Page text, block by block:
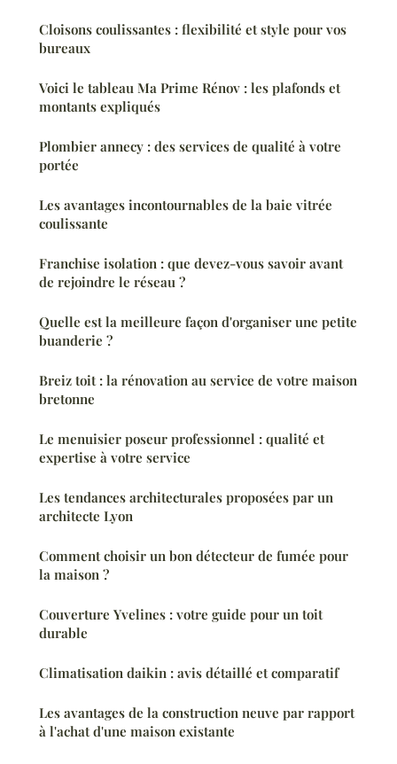
Cloisons coulissantes : flexibilité et style pour vos
bureaux
Voici le tableau Ma Prime Rénov : les plafonds et
montants expliqués
Plombier annecy : des services de qualité à votre
portée
Les avantages incontournables de la baie vitrée
coulissante
Franchise isolation : que devez-vous savoir avant
de rejoindre le réseau ?
Quelle est la meilleure façon d'organiser une petite
buanderie ?
Breiz toit : la rénovation au service de votre maison
bretonne
Le menuisier poseur professionnel : qualité et
expertise à votre service
Les tendances architecturales proposées par un
architecte Lyon
Comment choisir un bon détecteur de fumée pour
la maison ?
Couverture Yvelines : votre guide pour un toit
durable
Climatisation daikin : avis détaillé et comparatif
Les avantages de la construction neuve par rapport
à l'achat d'une maison existante